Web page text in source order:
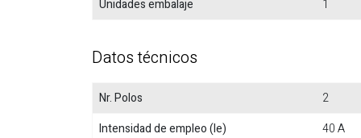
Unidades embalaje
1
Datos técnicos
Nr. Polos
2
Intensidad de empleo (Ie)
40 A